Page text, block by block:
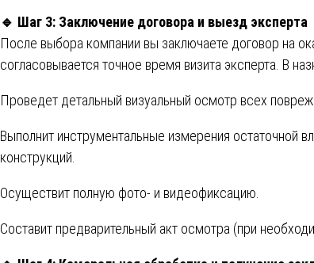
🔹 Шаг 3: Заключение договора и выезд эксперта
После выбора компании вы заключаете договор на
согласовывается точное время визита эксперта. В
Проведет детальный визуальный осмотр всех
Выполнит инструментальные измерения остаточной
конструкций.
Осуществит полную фото- и видеофиксацию.
Составит предварительный акт осмотра (при